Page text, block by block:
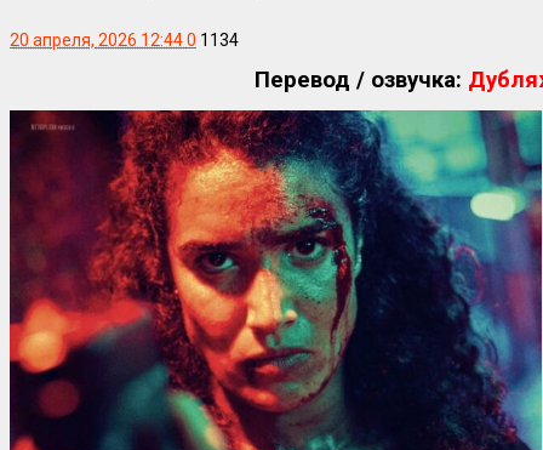
20 апреля, 2026 12:440 1134
Перевод / озвучка: